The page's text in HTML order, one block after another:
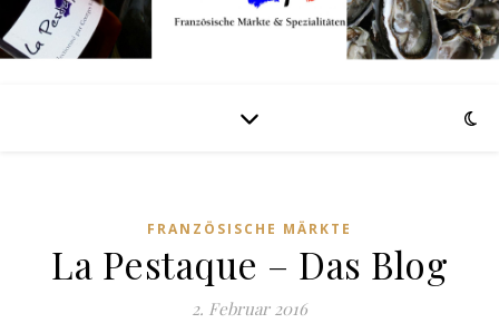
FRANZÖSISCHE MÄRKTE
La Pestaque – Das Blog
2. Februar 2016